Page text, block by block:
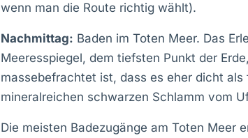
wenn man die Route richtig wählt).
Nachmittag: Baden im Toten Meer. Das
Meeresspiegel, dem tiefsten Punkt der
massebefrachtet ist, dass es eher dicht
mineralreichen schwarzen Schlamm vom
Die meisten Badezugänge am Toten Meer